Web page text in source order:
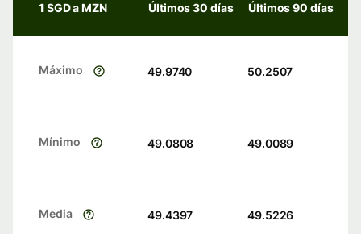
1 SGD a MZN Últimos 30 días Últimos 90 días
Máximo 49.9740 50.2507
Mínimo 49.0808 49.0089
Media 49.4397 49.5226